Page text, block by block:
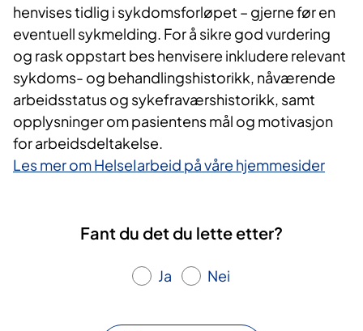
henvises tidlig i sykdomsforløpet – gjerne før en
eventuell sykmelding. For å sikre god vurdering
og rask oppstart bes henvisere inkludere relevant
sykdoms- og behandlingshistorikk, nåværende
arbeidsstatus og sykefraværshistorikk, samt
opplysninger om pasientens mål og motivasjon
for arbeidsdeltakelse.
Les mer om HelseIarbeid på våre hjemmesider
Fant du det du lette etter?
Ja Nei